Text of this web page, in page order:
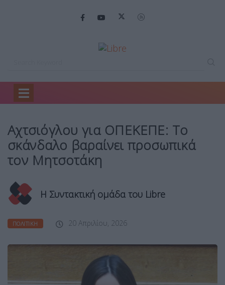
Home
Αχτσιόγλου για ΟΠΕΚΕΠΕ: Το
σκάνδαλο βαραίνει προσωπικά
τον Μητσοτάκη
Η Συντακτική ομάδα του Libre
ΠΟΛΙΤΙΚΉ 20 Απριλίου, 2026